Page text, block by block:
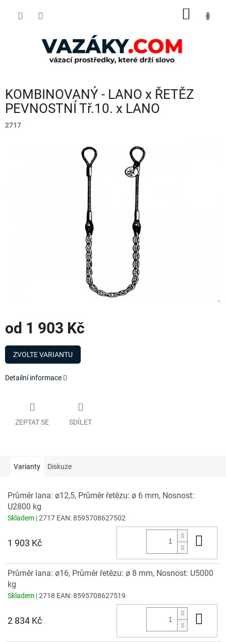
KOMBINOVANÝ - LANO x ŘETĚZ
PEVNOSTNÍ Tř.10. x LANO
2717
od 1 903 Kč
Měrná
cena:
ZVOLTE VARIANTU
Detailní informace
ZEPTAT SE SDÍLET
Varianty Diskuze
Průměr lana: ø12,5, Průměr řetězu: ø 6 mm, Nosnost:
U2800 kg
Skladem | 2717 EAN:8595708627502
1 903 Kč
Průměr lana: ø16, Průměr řetězu: ø 8 mm, Nosnost: U5000
kg
Skladem | 2718 EAN:8595708627519
2 834 Kč